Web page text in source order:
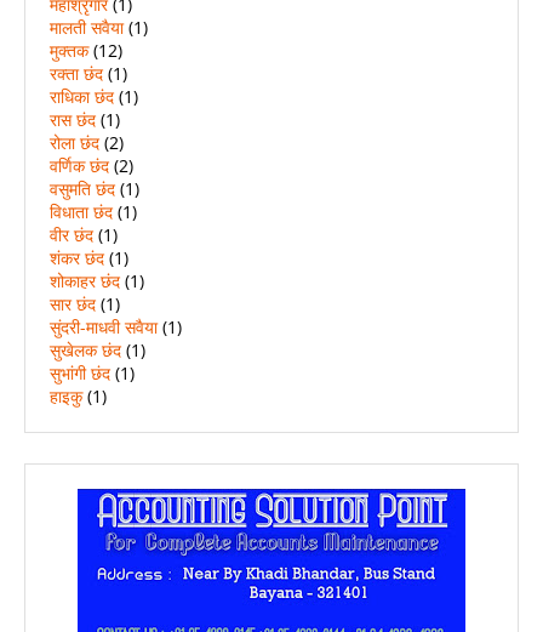
मालती सवैया (1)
मुक्तक (12)
रक्ता छंद (1)
राधिका छंद (1)
रास छंद (1)
रोला छंद (2)
वर्णिक छंद (2)
वसुमति छंद (1)
विधाता छंद (1)
वीर छंद (1)
शंकर छंद (1)
शोकाहर छंद (1)
सार छंद (1)
सुंदरी-माधवी सवैया (1)
सुखेलक छंद (1)
सुभांगी छंद (1)
हाइकु (1)